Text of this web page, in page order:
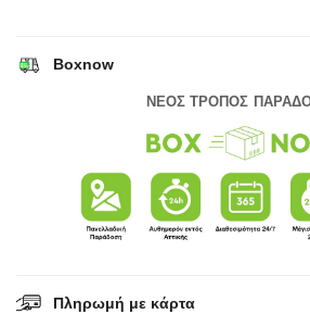
Boxnow
ΝΕΟΣ ΤΡΟΠΟΣ
Πληρωμή με κάρτα